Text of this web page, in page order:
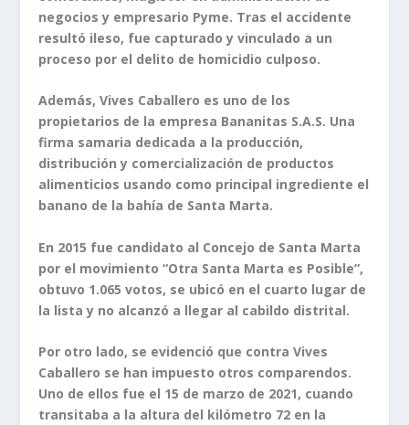
negocios y empresario Pyme. Tras el accidente
resultó ileso, fue capturado y vinculado a un
proceso por el delito de homicidio culposo.
Además, Vives Caballero es uno de los
propietarios de la empresa Bananitas S.A.S. Una
firma samaria dedicada a la producción,
distribución y comercialización de productos
alimenticios usando como principal ingrediente el
banano de la bahía de Santa Marta.
En 2015 fue candidato al Concejo de Santa Marta
por el movimiento “Otra Santa Marta es Posible”,
obtuvo 1.065 votos, se ubicó en el cuarto lugar de
la lista y no alcanzó a llegar al cabildo distrital.
Por otro lado, se evidenció que contra Vives
Caballero se han impuesto otros comparendos.
Uno de ellos fue el 15 de marzo de 2021, cuando
transitaba a la altura del kilómetro 72 en la